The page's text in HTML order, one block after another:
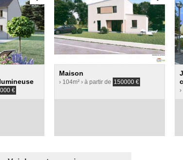
€
Maison
› 104m² › à partir de 150000 €